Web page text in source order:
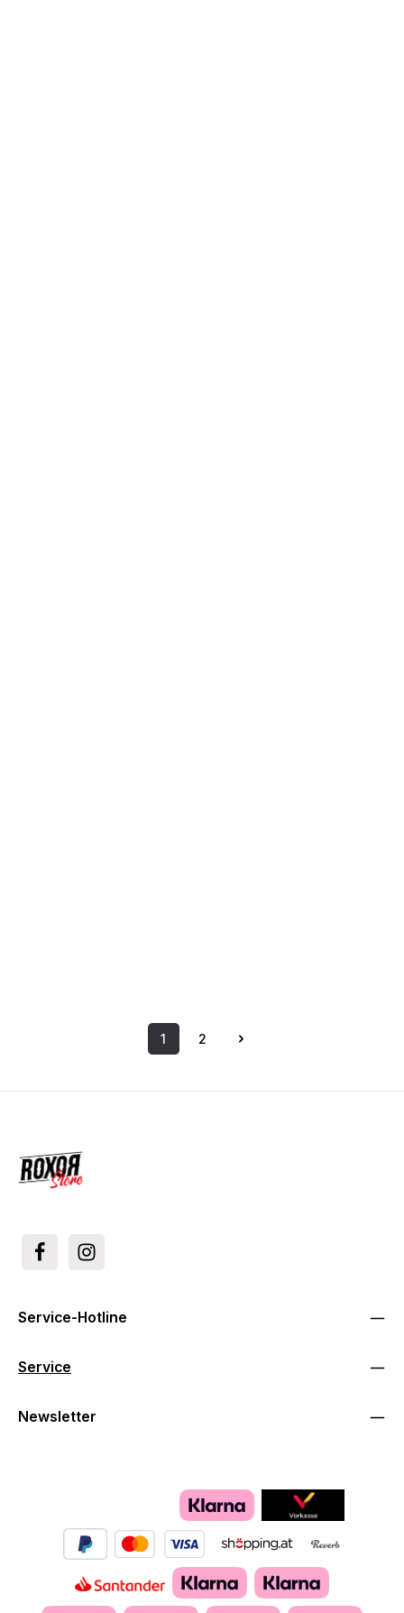
Seite
1
Seite
2
Service-Hotline
Service
Newsletter